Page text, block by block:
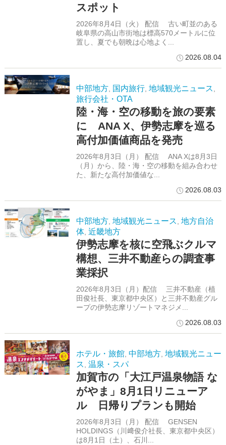
スポット
2026年8月4日（火） 配信 古い町並のある
岐阜県の高山市街地は標高570メートルに位
置し、夏でも朝晩は心地よく...
2026.08.04
中部地方, 国内旅行, 地域観光ニュース,
旅行会社・OTA
陸・海・空の移動を旅の要素
に ANA X、伊勢志摩を巡る
高付加価値商品を発売
2026年8月3日（月） 配信 ANA Xは8月3日
（月）から、陸・海・空の移動を組み合わせ
た、新たな高付加価値な...
2026.08.03
中部地方, 地域観光ニュース, 地方自治
体, 近畿地方
伊勢志摩を核に空飛ぶクルマ
構想、三井不動産らの調査事
業採択
2026年8月3日（月）配信 三井不動産（植
田俊社長、東京都中央区）と三井不動産グル
ープの伊勢志摩リゾートマネジメ...
2026.08.03
ホテル・旅館, 中部地方, 地域観光ニュー
ス, 温泉・スパ
加賀市の「大江戸温泉物語 な
がやま」8月1日リニューア
ル 日帰りプランも開始
2026年8月3日（月） 配信 GENSEN
HOLDINGS（川﨑俊介社長、東京都中央区）
は8月1日（土）、石川...